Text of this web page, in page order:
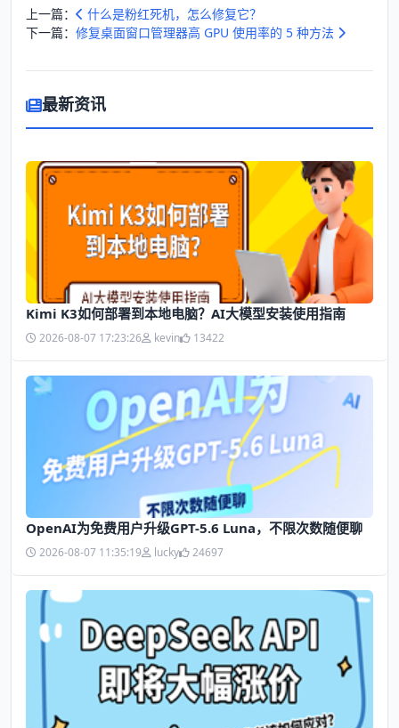
上一篇：
什么是粉红死机，怎么修复它？
下一篇： 修复桌面窗口管理器高 GPU 使用率的 5 种方法
最新资讯
Kimi K3如何部署到本地电脑？AI大模型安装使用指南
2026-08-07 17:23:26 kevin 13422
OpenAI为免费用户升级GPT-5.6 Luna，不限次数随便聊
2026-08-07 11:35:19 lucky 24697